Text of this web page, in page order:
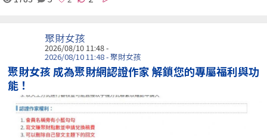
聚財女孩
2026/08/10 11:48 -
2026/08/10 11:48 - 聚財女孩
聚財女孩 成為聚財網認證作家 解鎖您的專屬福利與功
能！